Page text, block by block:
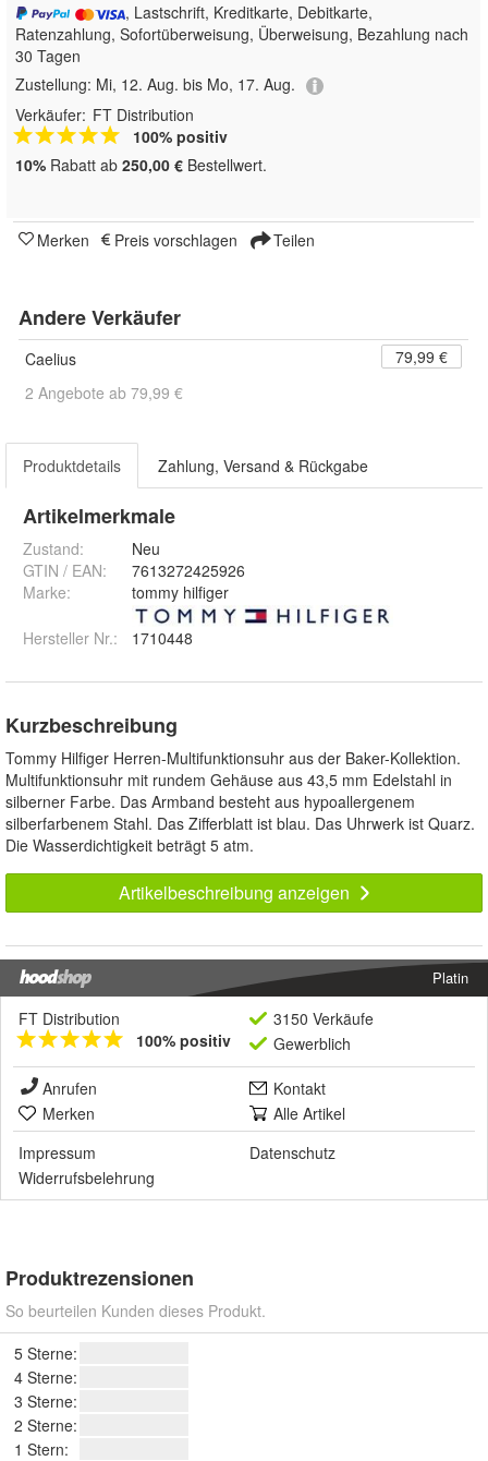
, Lastschrift, Kreditkarte, Debitkarte,
Ratenzahlung, Sofortüberweisung, Überweisung, Bezahlung nach
30 Tagen
Zustellung: Mi, 12. Aug. bis Mo, 17. Aug.
Verkäufer: FT Distribution
100% positiv
10% Rabatt ab 250,00 € Bestellwert.
Merken Preis vorschlagen Teilen
Andere Verkäufer
Caelius
79,99 €
2 Angebote ab 79,99 €
Produktdetails Zahlung, Versand & Rückgabe
Artikelmerkmale
Zustand:
Neu
GTIN / EAN:
7613272425926
Marke:
tommy hilfiger
Hersteller Nr.: 1710448
Kurzbeschreibung
Tommy Hilfiger Herren-Multifunktionsuhr aus der Baker-Kollektion.
Multifunktionsuhr mit rundem Gehäuse aus 43,5 mm Edelstahl in
silberner Farbe. Das Armband besteht aus hypoallergenem
silberfarbenem Stahl. Das Zifferblatt ist blau. Das Uhrwerk ist Quarz.
Die Wasserdichtigkeit beträgt 5 atm.
Artikelbeschreibung anzeigen
Platin
FT Distribution
100% positiv
3150 Verkäufe
Gewerblich
Anrufen
Kontakt
Merken
Alle Artikel
Impressum
Datenschutz
Widerrufsbelehrung
Produktrezensionen
So beurteilen Kunden dieses Produkt.
5 Sterne:
4 Sterne:
3 Sterne:
2 Sterne:
1 Stern: